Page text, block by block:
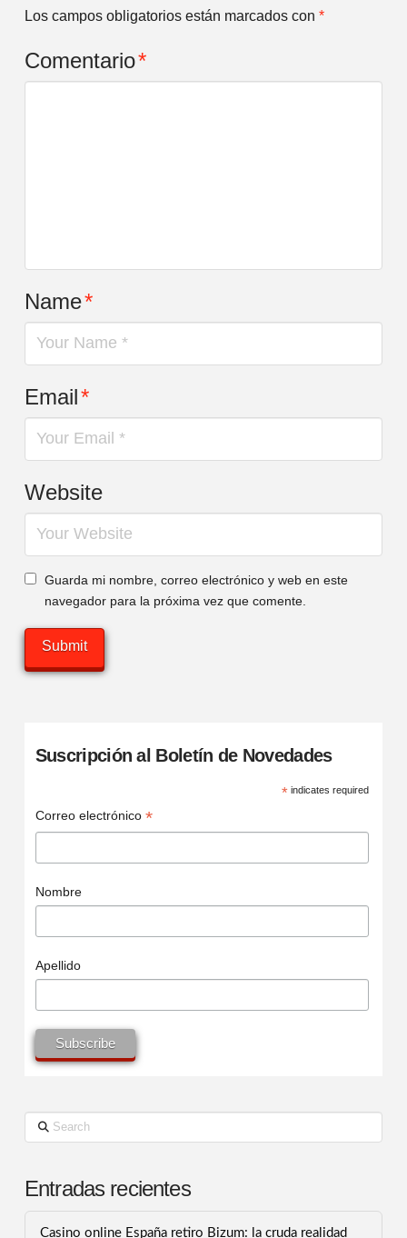
Los campos obligatorios están marcados con *
Comentario*
Name*
Email*
Website
Guarda mi nombre, correo electrónico y web en este
navegador para la próxima vez que comente.
Suscripción al Boletín de Novedades
*indicates required
Correo electrónico *
Nombre
Apellido
Search
Entradas recientes
Casino online España retiro Bizum: la cruda realidad